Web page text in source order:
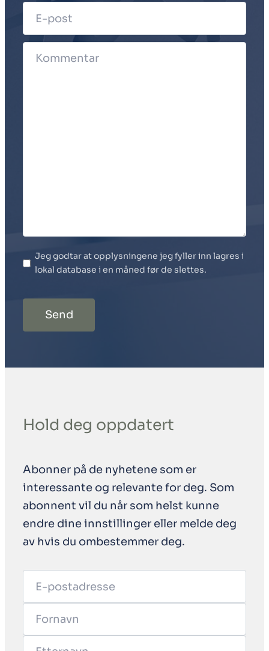
Jeg godtar at opplysningene jeg fyller inn lagres i
lokal database i en måned før de slettes.
Send
Hold deg oppdatert
Abonner på de nyhetene som er
interessante og relevante for deg. Som
abonnent vil du når som helst kunne
endre dine innstillinger eller melde deg
av hvis du ombestemmer deg.